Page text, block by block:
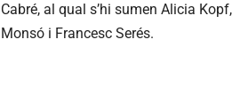
Cabré, al qual s’hi sumen Alicia
Monsó i Francesc Serés.